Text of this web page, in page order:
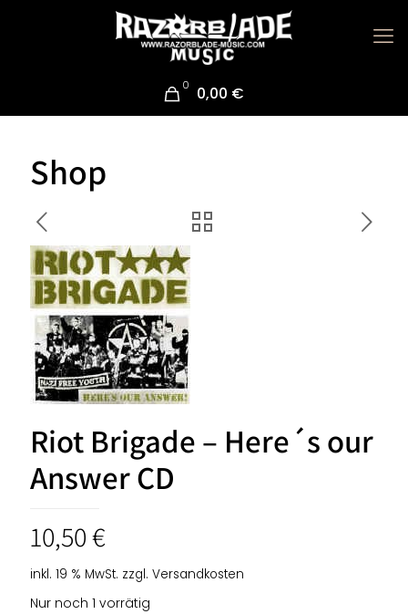
0 0,00 €
Shop
Riot Brigade – Here´s our
Answer CD
10,50€
inkl. 19 % MwSt. zzgl. Versandkosten
Nur noch 1 vorrätig